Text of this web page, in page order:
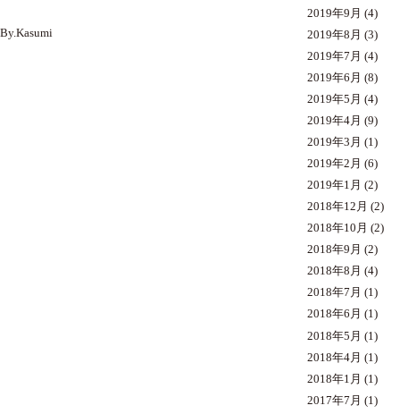
By.Kasumi
2019年9月 (4)
2019年8月 (3)
2019年7月 (4)
2019年6月 (8)
2019年5月 (4)
2019年4月 (9)
2019年3月 (1)
2019年2月 (6)
2019年1月 (2)
2018年12月 (2)
2018年10月 (2)
2018年9月 (2)
2018年8月 (4)
2018年7月 (1)
2018年6月 (1)
2018年5月 (1)
2018年4月 (1)
2018年1月 (1)
2017年7月 (1)